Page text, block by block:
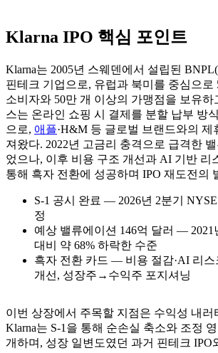
Klarna IPO 핵심 포인트
Klarna는 2005년 스웨덴에서 설립된
핀테크 기업으로, 유럽과 북미를 중심으로
소비자와 50만 개 이상의 가맹점을 보유하
스는 온라인 쇼핑 시 결제를 분할 납부 방
으로, 애플·H&M 등 글로벌 브랜드와의 제
져왔다. 2022년 고금리 충격으로 급격한
었으나, 이후 비용 구조 개선과 AI 기반 리
통해 흑자 전환에 성공하며 IPO 재도전의
S-1 공시 완료 — 2026년 2분기
정
예상 밸류에이션 146억 달러 — 2021
대비 약 68% 하락한 수준
흑자 전환 카드 — 비용 절감·AI 리스
개선, 성장주→수익주 포지셔닝
이번 상장에서 주목할 지점은 수익성 내러
Klarna는 S-1을 통해 순손실 축소와 조정
개하며, 성장 일변도였던 과거 핀테크 IPO